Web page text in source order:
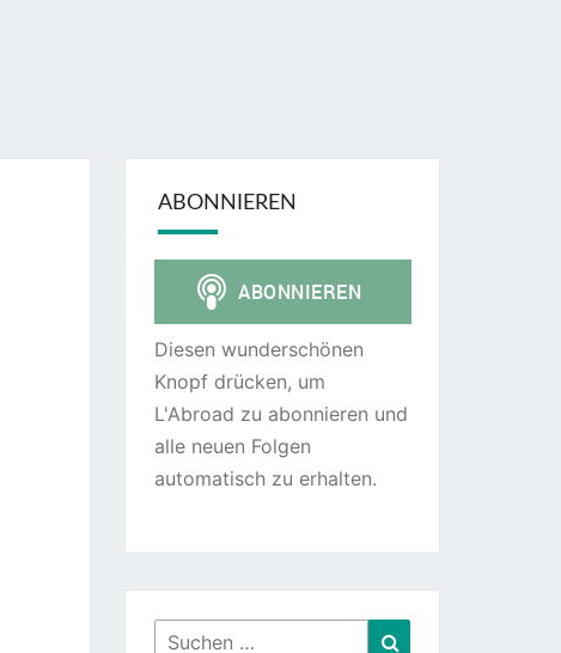
ABONNIEREN
Diesen wunderschönen
Knopf drücken, um
L'Abroad zu abonnieren und
alle neuen Folgen
automatisch zu erhalten.
Suchen